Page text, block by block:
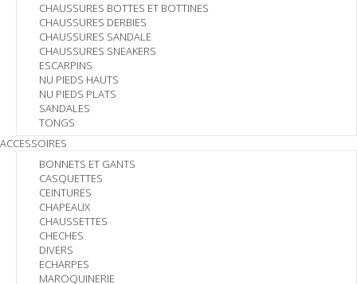
CHAUSSURES BOTTES ET BOTTINES
CHAUSSURES DERBIES
CHAUSSURES SANDALE
CHAUSSURES SNEAKERS
ESCARPINS
NU PIEDS HAUTS
NU PIEDS PLATS
SANDALES
TONGS
ACCESSOIRES
BONNETS ET GANTS
CASQUETTES
CEINTURES
CHAPEAUX
CHAUSSETTES
CHECHES
DIVERS
ECHARPES
MAROQUINERIE